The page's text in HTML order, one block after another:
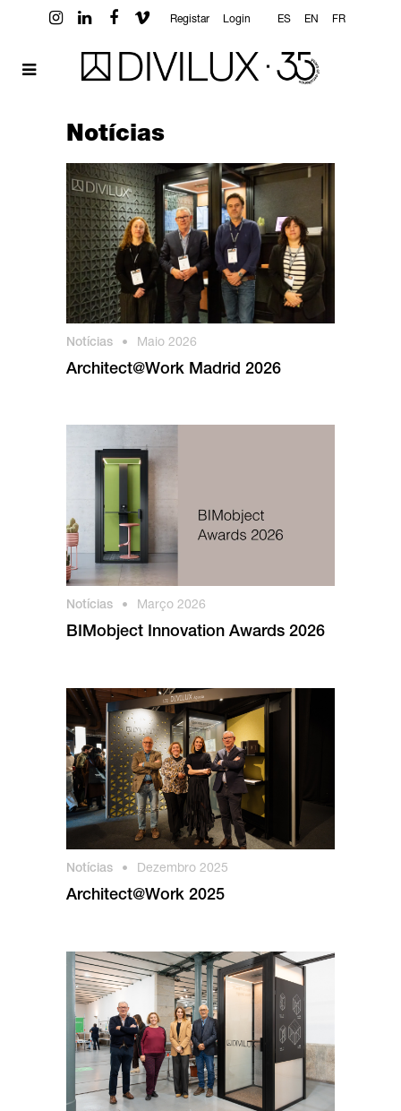
Registar Login ES EN FR
Notícias
Notícias • Maio 2026
Architect@Work Madrid 2026
Notícias • Março 2026
BIMobject Innovation Awards 2026
Notícias • Dezembro 2025
Architect@Work 2025